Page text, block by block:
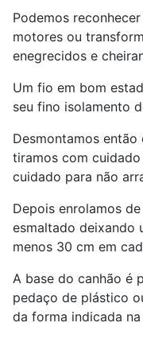
Podemos
motores ou
enegrecidos e
Um fio em bom
seu fino isolamento
Desmontamos
tiramos com
cuidado para não
Depois enrolamos
esmaltado deixando
menos 30 cm em
A base do canhão é
pedaço de plástico
da forma indicada